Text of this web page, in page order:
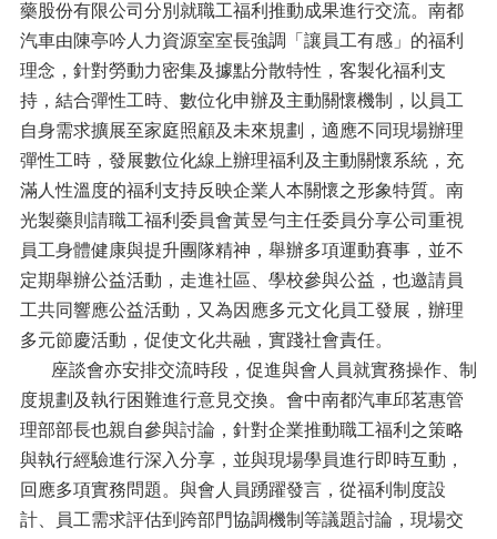
藥股份有限公司分別就職工福利推動成果進行交流。南都
汽車由陳亭吟人力資源室室長強調「讓員工有感」的福利
理念，針對勞動力密集及據點分散特性，客製化福利支
持，結合彈性工時、數位化申辦及主動關懷機制，以員工
自身需求擴展至家庭照顧及未來規劃，適應不同現場辦理
彈性工時，發展數位化線上辦理福利及主動關懷系統，充
滿人性溫度的福利支持反映企業人本關懷之形象特質。南
光製藥則請職工福利委員會黃昱勻主任委員分享公司重視
員工身體健康與提升團隊精神，舉辦多項運動賽事，並不
定期舉辦公益活動，走進社區、學校參與公益，也邀請員
工共同響應公益活動，又為因應多元文化員工發展，辦理
多元節慶活動，促使文化共融，實踐社會責任。
座談會亦安排交流時段，促進與會人員就實務操作、制
度規劃及執行困難進行意見交換。會中南都汽車邱茗惠管
理部部長也親自參與討論，針對企業推動職工福利之策略
與執行經驗進行深入分享，並與現場學員進行即時互動，
回應多項實務問題。與會人員踴躍發言，從福利制度設
計、員工需求評估到跨部門協調機制等議題討論，現場交